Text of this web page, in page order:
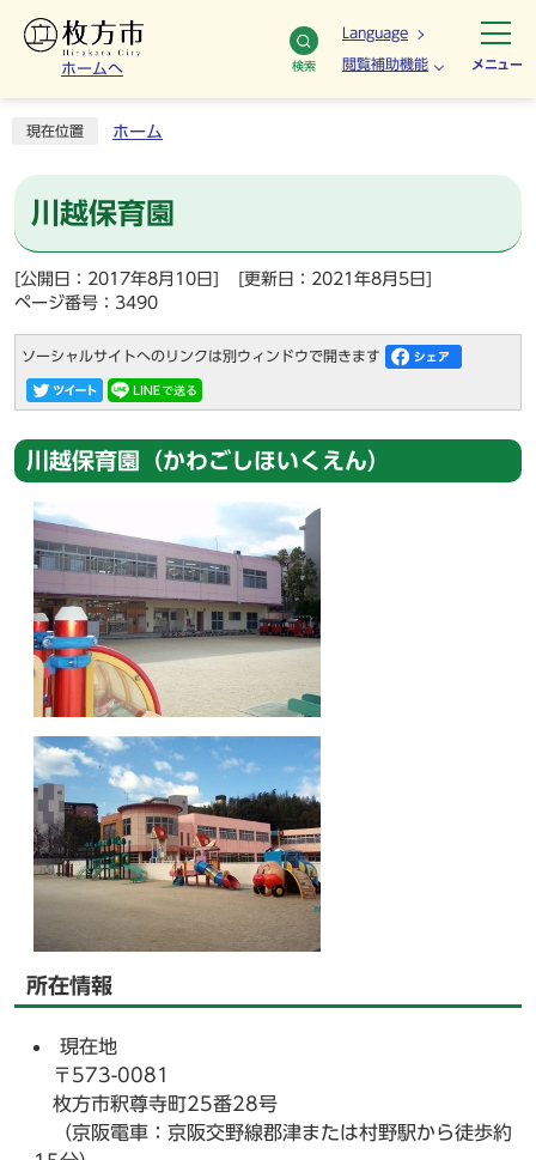
ホームへ 検索
Language
閲覧補助機能 メニュー
現在位置 ホーム
川越保育園
[公開日：2017年8月10日]
[更新日：2021年8月5日]
ページ番号：3490
ソーシャルサイトへのリンクは別ウィンドウで開きます
川越保育園（かわごしほいくえん）
所在情報
現在地
〒573-0081
枚方市釈尊寺町25番28号
（京阪電車：京阪交野線郡津または村野駅から徒歩約